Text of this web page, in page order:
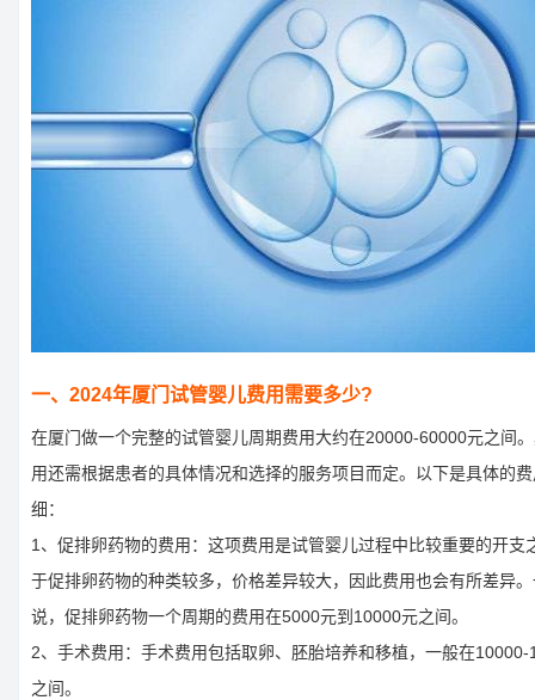
一、2024年厦门试管婴儿费用需要多少?
在厦门做一个完整的试管婴儿周期费用大约在20000-60000元之间
用还需根据患者的具体情况和选择的服务项目而定。以下是具体的
细：
1、促排卵药物的费用：这项费用是试管婴儿过程中比较重要的开支
于促排卵药物的种类较多，价格差异较大，因此费用也会有所差异
说，促排卵药物一个周期的费用在5000元到10000元之间。
2、手术费用：手术费用包括取卵、胚胎培养和移植，一般在10000-
之间。